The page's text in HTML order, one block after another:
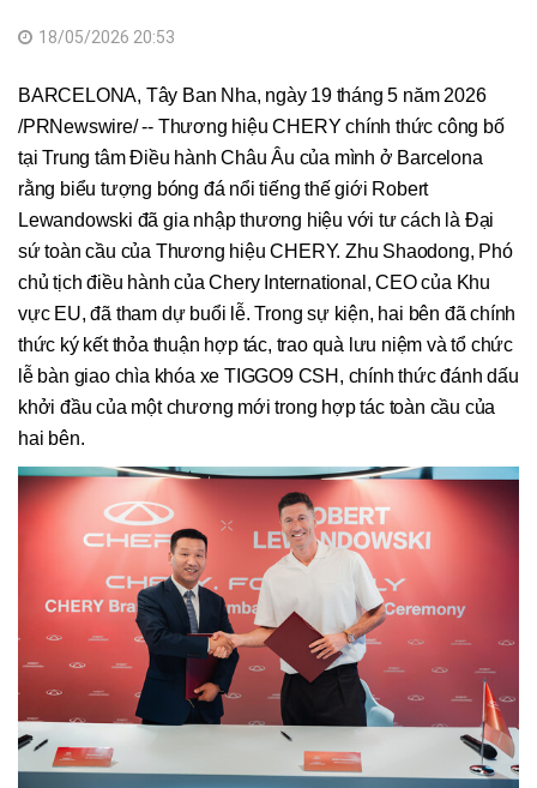
18/05/2026 20:53
BARCELONA, Tây Ban Nha, ngày 19 tháng 5 năm 2026
/PRNewswire/ -- Thương hiệu CHERY chính thức công bố
tại Trung tâm Điều hành Châu Âu của mình ở Barcelona
rằng biểu tượng bóng đá nổi tiếng thế giới Robert
Lewandowski đã gia nhập thương hiệu với tư cách là Đại
sứ toàn cầu của Thương hiệu CHERY. Zhu Shaodong, Phó
chủ tịch điều hành của Chery International, CEO của Khu
vực EU, đã tham dự buổi lễ. Trong sự kiện, hai bên đã chính
thức ký kết thỏa thuận hợp tác, trao quà lưu niệm và tổ chức
lễ bàn giao chìa khóa xe TIGGO9 CSH, chính thức đánh dấu
khởi đầu của một chương mới trong hợp tác toàn cầu của
hai bên.